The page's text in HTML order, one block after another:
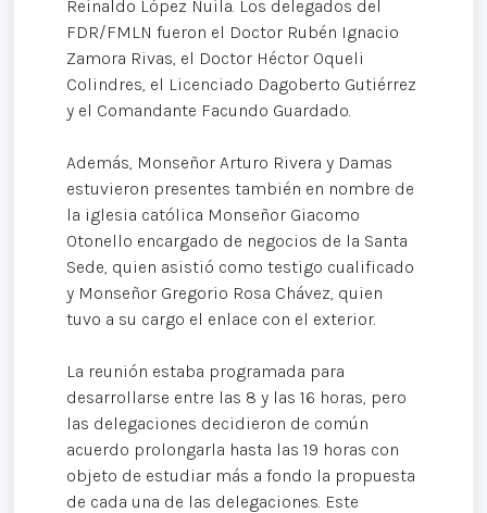
Reinaldo López Nuila. Los delegados del
FDR/FMLN fueron el Doctor Rubén Ignacio
Zamora Rivas, el Doctor Héctor Oqueli
Colindres, el Licenciado Dagoberto Gutiérrez
y el Comandante Facundo Guardado.
Además, Monseñor Arturo Rivera y Damas
estuvieron presentes también en nombre de
la iglesia católica Monseñor Giacomo
Otonello encargado de negocios de la Santa
Sede, quien asistió como testigo cualificado
y Monseñor Gregorio Rosa Chávez, quien
tuvo a su cargo el enlace con el exterior.
La reunión estaba programada para
desarrollarse entre las 8 y las 16 horas, pero
las delegaciones decidieron de común
acuerdo prolongarla hasta las 19 horas con
objeto de estudiar más a fondo la propuesta
de cada una de las delegaciones. Este